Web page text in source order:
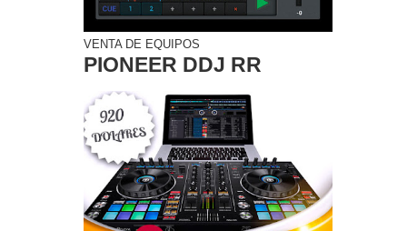
VENTA DE EQUIPOS
PIONEER DDJ RR